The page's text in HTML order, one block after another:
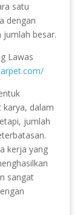
satu
dengan
jumlah besar.
Lawas
dalam
jumlah
kerja yang
sangat